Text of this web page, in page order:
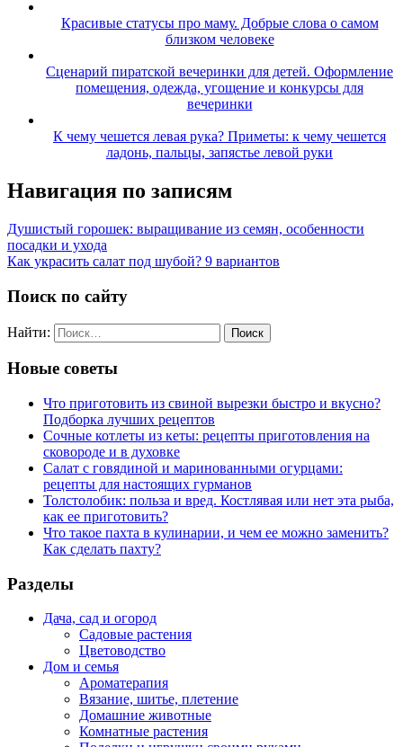
Красивые статусы про маму. Добрые слова о самом
близком человеке
Сценарий пиратской вечеринки для детей. Оформление
помещения, одежда, угощение и конкурсы для
вечеринки
К чему чешется левая рука? Приметы: к чему чешется
ладонь, пальцы, запястье левой руки
Навигация по записям
Душистый горошек: выращивание из семян, особенности
посадки и ухода
Как украсить салат под шубой? 9 вариантов
Поиск по сайту
Найти:
Новые советы
Что приготовить из свиной вырезки быстро и вкусно?
Подборка лучших рецептов
Сочные котлеты из кеты: рецепты приготовления на
сковороде и в духовке
Салат с говядиной и маринованными огурцами:
рецепты для настоящих гурманов
Толстолобик: польза и вред. Костлявая или нет эта рыба,
как ее приготовить?
Что такое пахта в кулинарии, и чем ее можно заменить?
Как сделать пахту?
Разделы
Дача, сад и огород
Садовые растения
Цветоводство
Дом и семья
Ароматерапия
Вязание, шитье, плетение
Домашние животные
Комнатные растения